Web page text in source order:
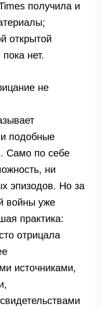
получила и
открытой
нет.
не
подобные
Само по себе
ни
эпизодов. Но за
войны уже
практика:
отрицала
источниками,